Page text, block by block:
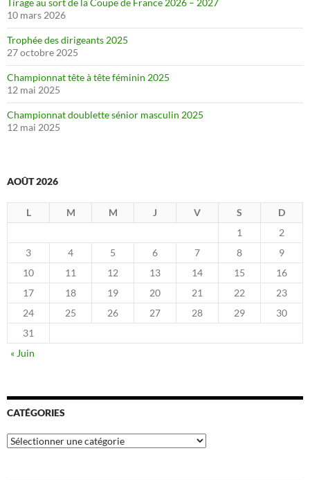
Tirage au sort de la Coupe de France 2026 – 2027
10 mars 2026
Trophée des dirigeants 2025
27 octobre 2025
Championnat tête à tête féminin 2025
12 mai 2025
Championnat doublette sénior masculin 2025
12 mai 2025
AOÛT 2026
L M M J V S
D
1
2
3
4 5 6 7 8
9
10
11 12 13 14 15
16
17
18 19 20 21 22
23
24
25 26 27 28 29
30
31
« Juin
CATÉGORIES
Catégories